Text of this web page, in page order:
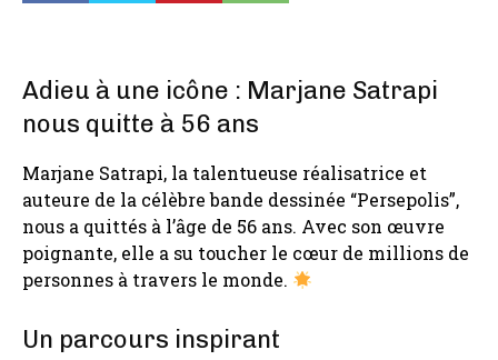
Adieu à une icône : Marjane Satrapi
nous quitte à 56 ans
Marjane Satrapi, la talentueuse réalisatrice et
auteure de la célèbre bande dessinée “Persepolis”,
nous a quittés à l’âge de 56 ans. Avec son œuvre
poignante, elle a su toucher le cœur de millions de
personnes à travers le monde.
Un parcours inspirant